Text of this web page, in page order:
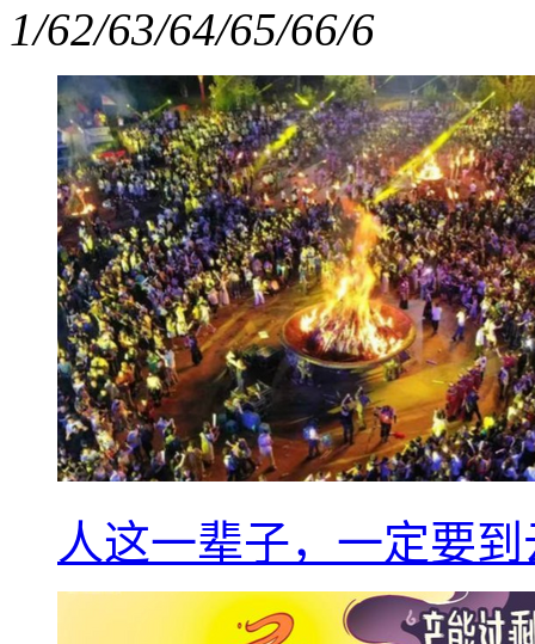
1/62/63/64/65/66/6
人这一辈子，一定要